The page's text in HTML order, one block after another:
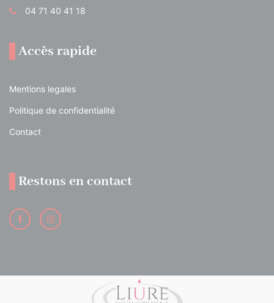
04 71 40 41 18
Accès rapide
Mentions legales
Politique de confidentialité
Contact
Restons en contact